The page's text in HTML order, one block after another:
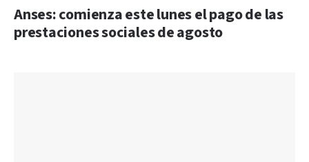
Anses: comienza este lunes el pago de las
prestaciones sociales de agosto